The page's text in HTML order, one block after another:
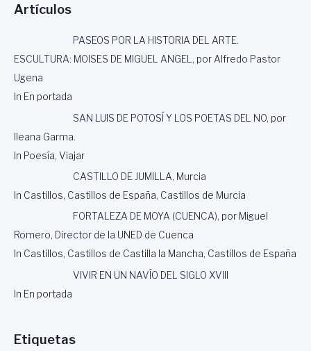
Artículos
PASEOS POR LA HISTORIA DEL ARTE.
ESCULTURA: MOISES DE MIGUEL ANGEL, por Alfredo Pastor
Ugena
In En portada
SAN LUIS DE POTOSÍ Y LOS POETAS DEL NO, por
Ileana Garma.
In Poesía, Viajar
CASTILLO DE JUMILLA, Murcia
In Castillos, Castillos de España, Castillos de Murcia
FORTALEZA DE MOYA (CUENCA), por Miguel
Romero, Director de la UNED de Cuenca
In Castillos, Castillos de Castilla la Mancha, Castillos de España
VIVIR EN UN NAVÍO DEL SIGLO XVIII
In En portada
Etiquetas